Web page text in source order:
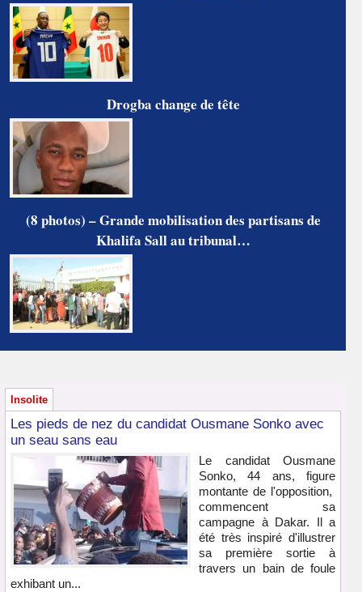
Drogba change de tête
(8 photos) – Grande mobilisation des partisans de
Khalifa Sall au tribunal…
Insolite
Les pieds de nez du candidat Ousmane Sonko avec
un seau sans eau
Le candidat Ousmane
Sonko, 44 ans, figure
montante de l'opposition,
commencent sa
campagne à Dakar. Il a
été très inspiré d'illustrer
sa première sortie à
travers un bain de foule
exhibant un...